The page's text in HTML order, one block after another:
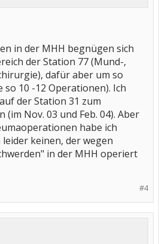
in der MHH begnügen sich
der Station 77 (Mund-,
dafür aber um so
10 -12 Operationen). Ich
der Station 31 zum
Nov. 03 und Feb. 04). Aber
habe ich
keinen, der wegen
in der MHH operiert
#4